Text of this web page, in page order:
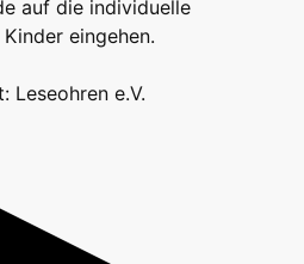
auf die individuelle
eingehen.
Leseohren e.V.